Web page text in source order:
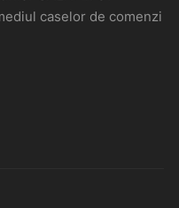
caselor de comenzi